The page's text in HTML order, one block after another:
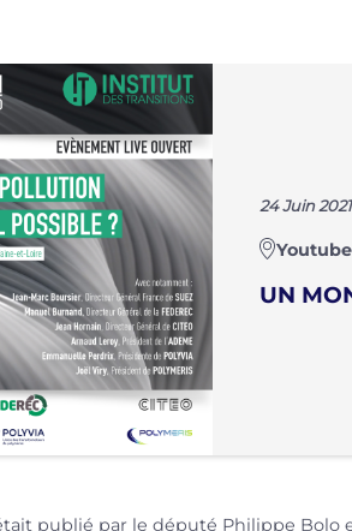
24 Juin 2021
UN
publié par le député Philippe Bolo